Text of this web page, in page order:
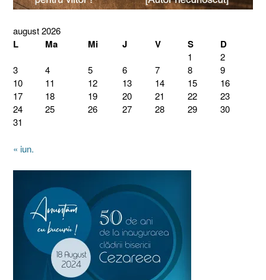
august 2026
L Ma Mi J V S D
1
2
3
4 5 6 7 8
9
10
11 12 13 14 15
16
17
18 19 20 21 22
23
24
25 26 27 28 29
30
31
« iun.